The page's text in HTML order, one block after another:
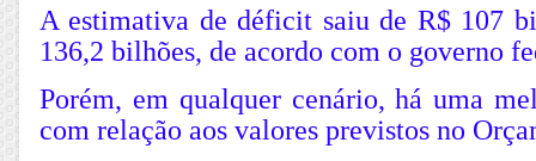
A estimativa de déficit saiu de R$ 107
136,2 bilhões, de acordo com o governo
Porém, em qualquer cenário, há uma
com relação aos valores previstos no